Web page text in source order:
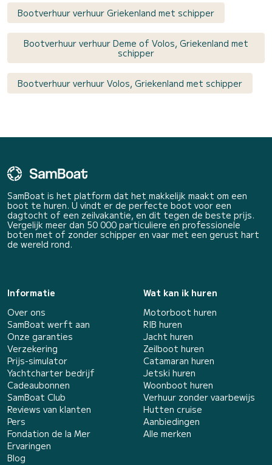
Bootverhuur verhuur Griekenland met schipper
Bootverhuur verhuur Deme of Volos, Griekenland met
schipper
Bootverhuur verhuur Volos, Griekenland met schipper
SamBoat is het platform dat het makkelijk maakt om een
boot te huren. U vindt er de perfecte boot voor een
dagtocht of een zeilvakantie, en dit tegen de beste prijs.
Vergelijk meer dan 50 000 particuliere en professionele
boten met of zonder schipper en vaar met een gerust hart
de wereld rond.
Informatie
Over ons
SamBoat werft aan
Onze garanties
Verzekering
Prijs-simulator
Yachtcharter bedrijf
Cadeaubonnen
SamBoat Club
Reviews van klanten
Pers
Fondation de la Mer
Ervaringen
Blog
Wat kan ik huren
Motorboot huren
RIB huren
Jacht huren
Zeilboot huren
Catamaran huren
Jetski huren
Woonboot huren
Verhuur zonder vaarbewijs
Hutten cruise
Aanbiedingen
Alle merken